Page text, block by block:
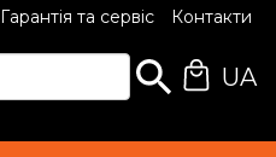
Гарантія та сервіс Контакти
UA